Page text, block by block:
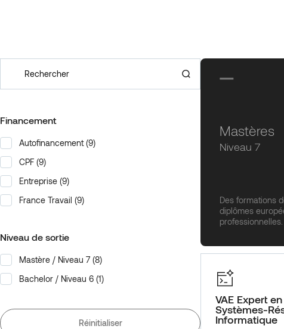
Financement
Financement
Autofinancement(9)
CPF (9)
Entreprise (9)
France Travail (9)
Niveau de sortie
Niveau de sortie
Mastère / Niveau 7 (8)
Bachelor / Niveau 6 (1)
Réinitialiser
Mastères
Niveau 7
Des formations
diplômes
professionnelles.
VAE Expert
Systèmes-
Informatique